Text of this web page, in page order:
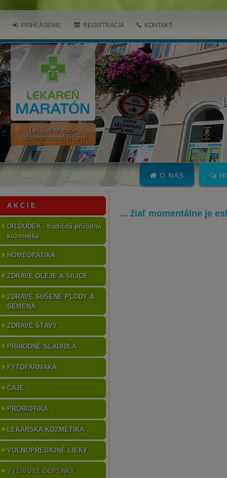
Lekáreň Maratón
Vaša internetová lekáreň
PRIHLÁSENIE REGISTRÁCIA KONTAKT
O NÁS
A K C I E
DR.DUDEK - tradičná prírodná
kozmetika
HOMEOPATIKÁ
ZDRAVÉ OLEJE A SILICE
ZDRAVÉ SUŠENÉ PLODY A
SEMENÁ
ZDRAVÉ ŠŤAVY
PRÍRODNÉ SLADIDLÁ
FYTOFARMAKÁ
ČAJE
PROBIOTIKÁ
LEKÁRSKA KOZMETIKA
VOĽNOPREDAJNÉ LIEKY
VÝŽIVOVÉ DOPLNKY
... žiaľ momentálne je